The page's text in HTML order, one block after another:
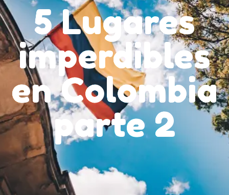
5 Lugares
imperdibles
en Colombia
parte 2